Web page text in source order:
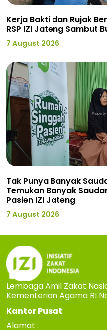
Kerja Bakti dan Rujak
RSP IZI Jateng Sambut
7 August 2026
Tak Punya Banyak
Temukan Banyak
Pasien IZI Jateng
7 August 2026
Lembaga Amil Zakat
Kementerian Agama RI
Kantor Pusat
Alamat :